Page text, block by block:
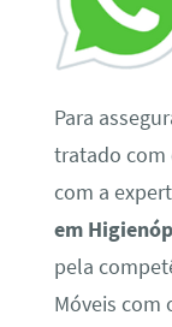
Para
tratado com
com a
em
pela
Móveis com